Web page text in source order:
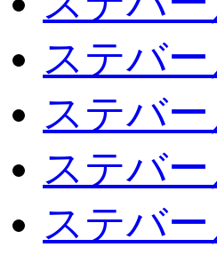
ステバ
ステバ
ステバ
ステバ